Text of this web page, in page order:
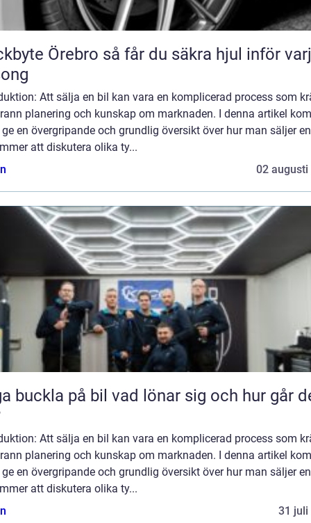
så får du säkra hjul inför varje
Att sälja en bil kan vara en komplicerad process som
planering och kunskap om marknaden. I denna artikel
en övergripande och grundlig översikt över hur man säljer
att diskutera olika ty...
02 augusti
på bil vad lönar sig och hur går det
Att sälja en bil kan vara en komplicerad process som
planering och kunskap om marknaden. I denna artikel
en övergripande och grundlig översikt över hur man säljer
att diskutera olika ty...
31 juli